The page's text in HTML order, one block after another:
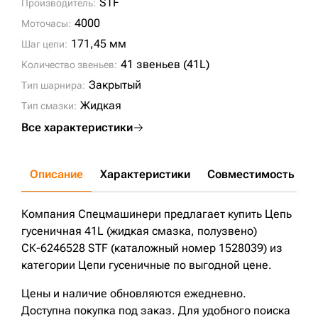
Производитель:
Моточасы: 4000
Шаг цепи: 171,45 мм
Количество звеньев: 41 звеньев (41L)
Тип шарнира: Закрытый
Тип смазки: Жидкая
Все характеристики
Описание Характеристики Совместимость
Компания Спецмашинери предлагает купить Цепь
гусеничная 41L (жидкая смазка, полузвено)
СК-6246528 STF (каталожный номер 1528039) из
категории Цепи гусеничные по выгодной цене.
Цены и наличие обновляются ежедневно.
Доступна покупка под заказ. Для удобного поиска